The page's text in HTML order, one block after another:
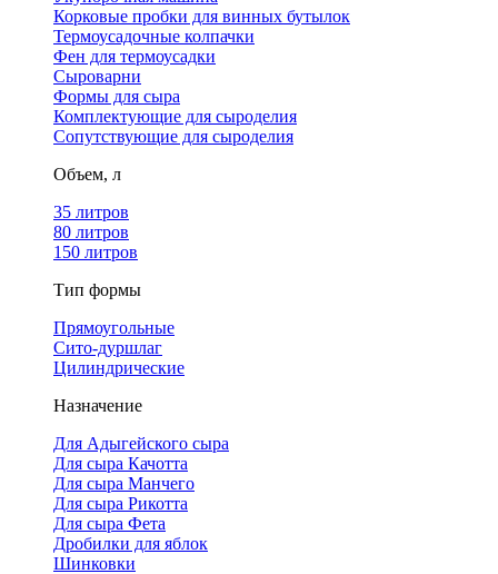
Корковые пробки для винных бутылок
Термоусадочные колпачки
Фен для термоусадки
Сыроварни
Формы для сыра
Комплектующие для сыроделия
Сопутствующие для сыроделия
Объем, л
35 литров
80 литров
150 литров
Тип формы
Прямоугольные
Сито-дуршлаг
Цилиндрические
Назначение
Для Адыгейского сыра
Для сыра Качотта
Для сыра Манчего
Для сыра Рикотта
Для сыра Фета
Дробилки для яблок
Шинковки